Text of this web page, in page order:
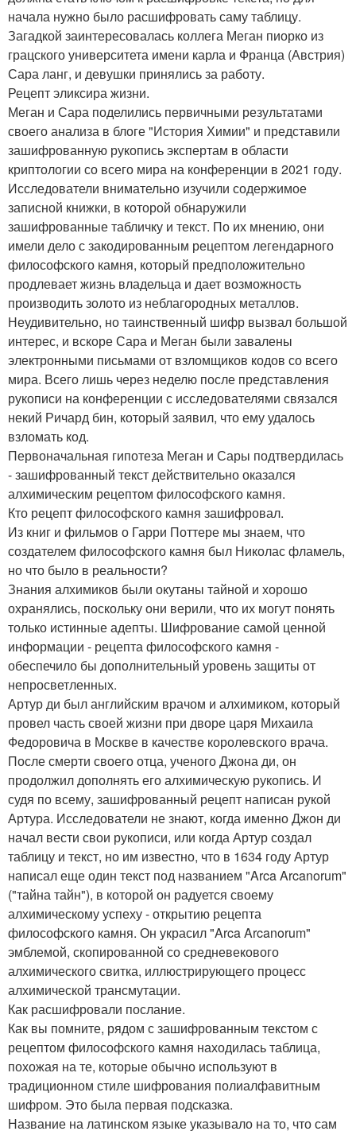
начала нужно было расшифровать саму таблицу.
Загадкой заинтересовалась коллега Меган пиорко из
грацского университета имени карла и Франца (Австрия)
Сара ланг, и девушки принялись за работу.
Рецепт эликсира жизни.
Меган и Сара поделились первичными результатами
своего анализа в блоге "История Химии" и представили
зашифрованную рукопись экспертам в области
криптологии со всего мира на конференции в 2021 году.
Исследователи внимательно изучили содержимое
записной книжки, в которой обнаружили
зашифрованные табличку и текст. По их мнению, они
имели дело с закодированным рецептом легендарного
философского камня, который предположительно
продлевает жизнь владельца и дает возможность
производить золото из неблагородных металлов.
Неудивительно, но таинственный шифр вызвал большой
интерес, и вскоре Сара и Меган были завалены
электронными письмами от взломщиков кодов со всего
мира. Всего лишь через неделю после представления
рукописи на конференции с исследователями связался
некий Ричард бин, который заявил, что ему удалось
взломать код.
Первоначальная гипотеза Меган и Сары подтвердилась
- зашифрованный текст действительно оказался
алхимическим рецептом философского камня.
Кто рецепт философского камня зашифровал.
Из книг и фильмов о Гарри Поттере мы знаем, что
создателем философского камня был Николас фламель,
но что было в реальности?
Знания алхимиков были окутаны тайной и хорошо
охранялись, поскольку они верили, что их могут понять
только истинные адепты. Шифрование самой ценной
информации - рецепта философского камня -
обеспечило бы дополнительный уровень защиты от
непросветленных.
Артур ди был английским врачом и алхимиком, который
провел часть своей жизни при дворе царя Михаила
Федоровича в Москве в качестве королевского врача.
После смерти своего отца, ученого Джона ди, он
продолжил дополнять его алхимическую рукопись. И
судя по всему, зашифрованный рецепт написан рукой
Артура. Исследователи не знают, когда именно Джон ди
начал вести свои рукописи, или когда Артур создал
таблицу и текст, но им известно, что в 1634 году Артур
написал еще один текст под названием "Arca Arcanorum"
("тайна тайн"), в которой он радуется своему
алхимическому успеху - открытию рецепта
философского камня. Он украсил "Arca Arcanorum"
эмблемой, скопированной со средневекового
алхимического свитка, иллюстрирующего процесс
алхимической трансмутации.
Как расшифровали послание.
Как вы помните, рядом с зашифрованным текстом с
рецептом философского камня находилась таблица,
похожая на те, которые обычно используют в
традиционном стиле шифрования полиалфавитным
шифром. Это была первая подсказка.
Название на латинском языке указывало на то, что сам